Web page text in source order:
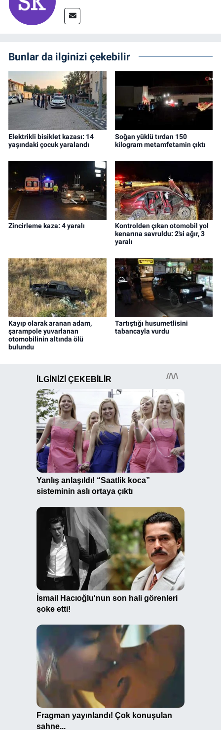
Bunlar da ilginizi çekebilir
Elektrikli bisiklet kazası: 14
yaşındaki çocuk yaralandı
Soğan yüklü tırdan 150
kilogram metamfetamin çıktı
Zincirleme kaza: 4 yaralı
Kontrolden çıkan otomobil yol
kenarına savruldu: 2'si ağır, 3
yaralı
Kayıp olarak aranan adam,
şarampole yuvarlanan
otomobilinin altında ölü
bulundu
Tartıştığı husumetlisini
tabancayla vurdu